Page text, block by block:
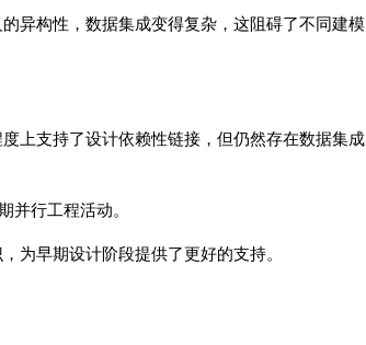
异构性，数据集成变得复杂，这阻碍了不同建模
上支持了设计依赖性链接，但仍然存在数据集成
并行工程活动。
为早期设计阶段提供了更好的支持。